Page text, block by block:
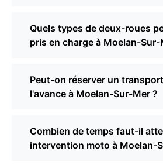
Quels types de deux-roues
pris en charge à Moelan-Sur-
Peut-on réserver un
l'avance à Moelan-Sur-Mer ?
Combien de temps faut-il
intervention moto à Moelan-